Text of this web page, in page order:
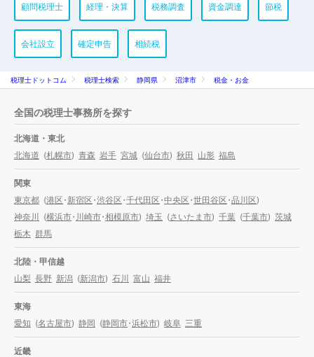
顧問税理士 経理・決算 税務調査 資金調達 節税
会社設立 確定申告 相続税
税理士ドットコム 税理士検索 静岡県 沼津市 税金・お金
全国の税理士事務所を探す
北海道・東北
北海道 (札幌市) 青森 岩手 宮城 (仙台市) 秋田 山形 福島
関東
東京都 (港区・新宿区・渋谷区・千代田区・中央区・世田谷区・品川区)
神奈川
(横浜市・ 川崎市・相模原市) 埼玉 (さいたま市) 千葉 (千葉市) 茨城
栃木 群馬
北陸・甲信越
山梨 長野 新潟 (新潟市) 石川 富山 福井
東海
愛知 (名古屋市) 静岡 (静岡市・浜松市) 岐阜 三重
近畿